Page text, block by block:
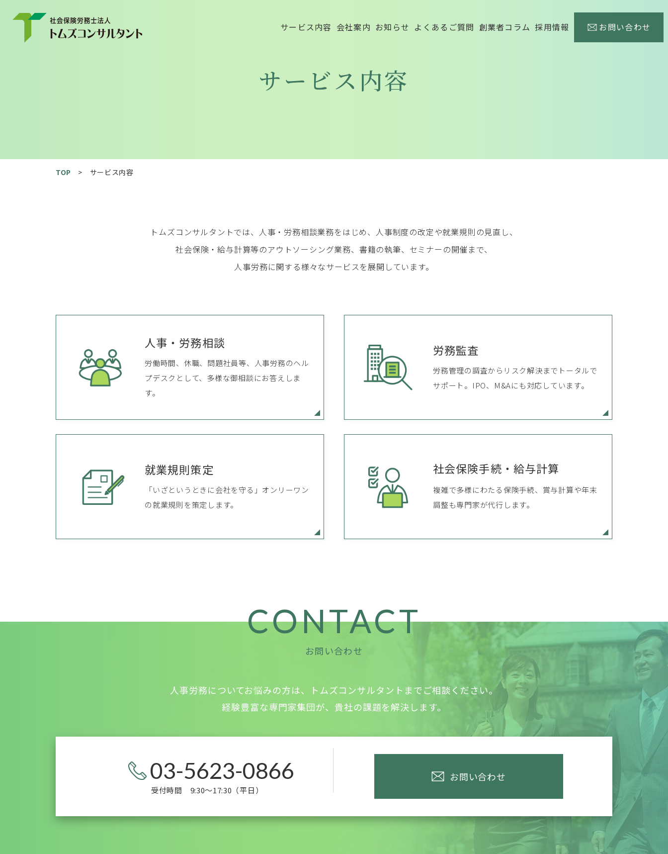
サービス内容 会社案内 お知らせ よくあるご質問 創業者コラム 採用情報 お問い合わせ
サービス内容
TOP サービス内容
トムズコンサルタントでは、人事・労務相談業務をはじめ、人事制度の改定や就業規則の見直し、
社会保険・給与計算等のアウトソーシング業務、書籍の執筆、セミナーの開催まで、
人事労務に関する様々なサービスを展開しています。
人事・労務相談
労働時間、休職、問題社員等、人事労務のヘル
プデスクとして、多様な御相談にお答えしま
す。
労務監査
労務管理の調査からリスク解決までトータルで
サポート。IPO、M&Aにも対応しています。
就業規則策定
「いざというときに会社を守る」オンリーワン
の就業規則を策定します。
社会保険手続・ 給与計算
複雑で多様にわたる保険手続、賞与計算や年末
調整も専門家が代行します。
CONTACT
お問い合わせ
人事労務についてお悩みの方は、トムズコンサルタントまでご相談ください。
経験豊富な専門家集団が、貴社の課題を解決します。
03-5623-0866
受付時間 9:30～17:30（平日）
お問い合わせ